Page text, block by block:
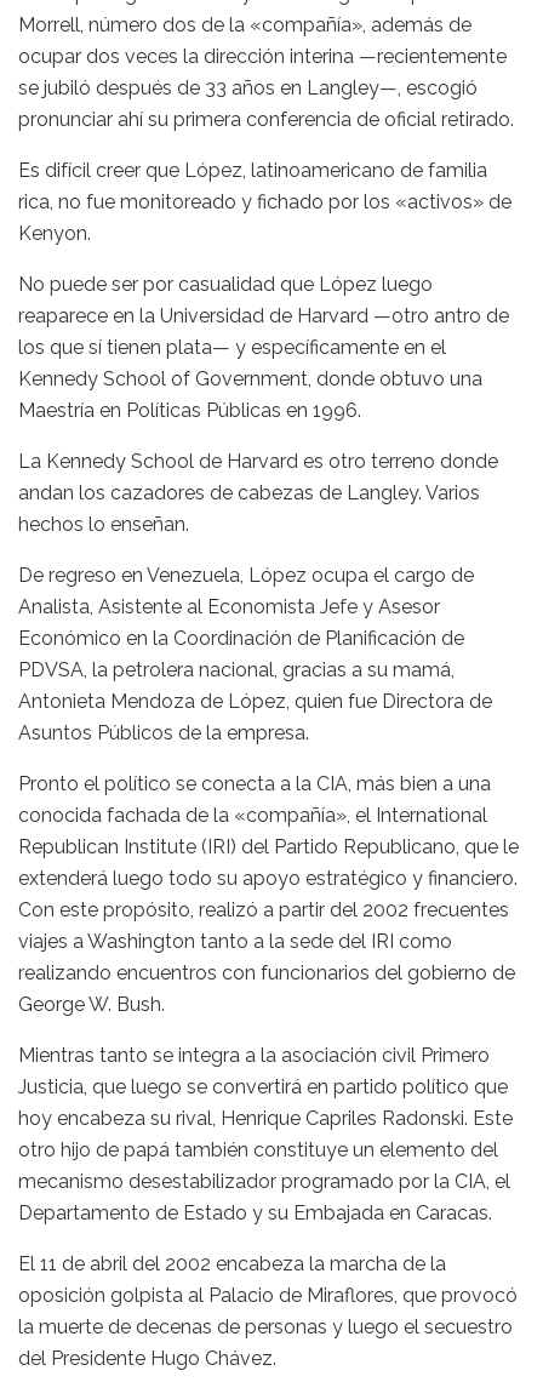
Morrell, número dos de la «compañía», además de
ocupar dos veces la dirección interina —recientemente
se jubiló después de 33 años en Langley—, escogió
pronunciar ahí su primera conferencia de oficial retirado.
Es difícil creer que López, latinoamericano de familia
rica, no fue monitoreado y fichado por los «activos» de
Kenyon.
No puede ser por casualidad que López luego
reaparece en la Universidad de Harvard —otro antro de
los que sí tienen plata— y específicamente en el
Kennedy School of Government, donde obtuvo una
Maestría en Políticas Públicas en 1996.
La Kennedy School de Harvard es otro terreno donde
andan los cazadores de cabezas de Langley. Varios
hechos lo enseñan.
De regreso en Venezuela, López ocupa el cargo de
Analista, Asistente al Economista Jefe y Asesor
Económico en la Coordinación de Planificación de
PDVSA, la petrolera nacional, gracias a su mamá,
Antonieta Mendoza de López, quien fue Directora de
Asuntos Públicos de la empresa.
Pronto el político se conecta a la CIA, más bien a una
conocida fachada de la «compañía», el International
Republican Institute (IRI) del Partido Republicano, que le
extenderá luego todo su apoyo estratégico y financiero.
Con este propósito, realizó a partir del 2002 frecuentes
viajes a Washington tanto a la sede del IRI como
realizando encuentros con funcionarios del gobierno de
George W. Bush.
Mientras tanto se integra a la asociación civil Primero
Justicia, que luego se convertirá en partido político que
hoy encabeza su rival, Henrique Capriles Radonski. Este
otro hijo de papá también constituye un elemento del
mecanismo desestabilizador programado por la CIA, el
Departamento de Estado y su Embajada en Caracas.
El 11 de abril del 2002 encabeza la marcha de la
oposición golpista al Palacio de Miraflores, que provocó
la muerte de decenas de personas y luego el secuestro
del Presidente Hugo Chávez.